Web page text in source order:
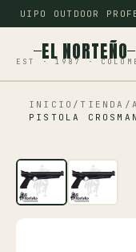
EQUIPO OUTDOOR
EL NORTEÑO
EST · 1987 ·
Inicio
Camping
INICIO / TIENDA /
PISTOLA